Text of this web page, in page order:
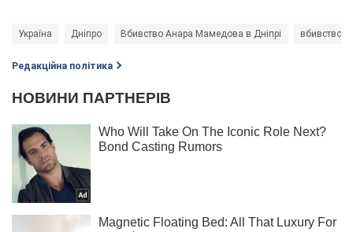
Україна Дніпро Вбивство Анара Мамедова в Дніпрі вбивство
Редакційна політика